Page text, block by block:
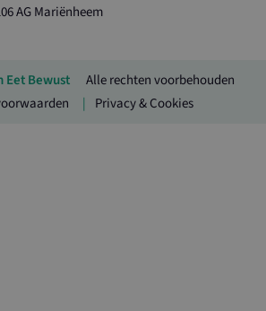
AG Mariënheem
Eet Bewust
Alle rechten voorbehouden
Privacy & Cookies